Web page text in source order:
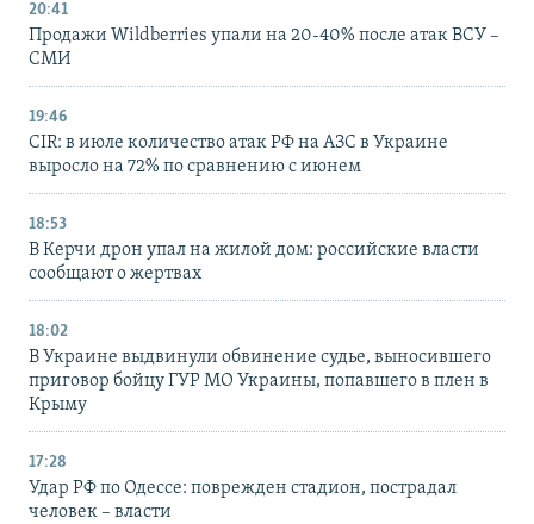
20:41
Продажи Wildberries упали на 20-40% после атак ВСУ –
СМИ
19:46
CIR: в июле количество атак РФ на АЗС в Украине
выросло на 72% по сравнению с июнем
18:53
В Керчи дрон упал на жилой дом: российские власти
сообщают о жертвах
18:02
В Украине выдвинули обвинение судье, выносившего
приговор бойцу ГУР МО Украины, попавшего в плен в
Крыму
17:28
Удар РФ по Одессе: поврежден стадион, пострадал
человек – власти